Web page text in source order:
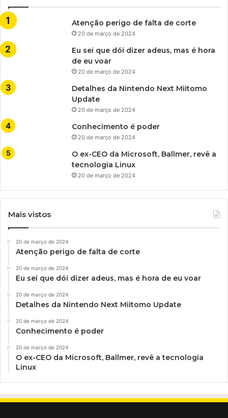
Atenção perigo de falta de corte
20 de março de 2024
Eu sei que dói dizer adeus, mas é hora
de eu voar
20 de março de 2024
Detalhes da Nintendo Next Miitomo
Update
20 de março de 2024
Conhecimento é poder
20 de março de 2024
O ex-CEO da Microsoft, Ballmer, revê a
tecnologia Linux
20 de março de 2024
Mais vistos
20 de março de 2024
Atenção perigo de falta de corte
20 de março de 2024
Eu sei que dói dizer adeus, mas é hora de eu voar
20 de março de 2024
Detalhes da Nintendo Next Miitomo Update
20 de março de 2024
Conhecimento é poder
20 de março de 2024
O ex-CEO da Microsoft, Ballmer, revê a tecnologia
Linux